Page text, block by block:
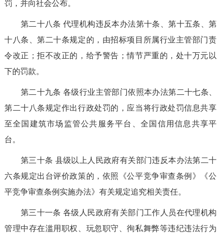
罚，并向社会公布。
第二十八条 代理机构违反本办法第十条、第十五条、第
十八条、第二十条规定的，由招标项目所属行业主管部门责
令改正；拒不改正的，给予警告；情节严重的，处十万元以
下的罚款。
第二十九条 各级行业主管部门依照本办法第二十七条、
第二十八条规定作出行政处罚的，应当将行政处罚信息共享
至全国建筑市场监管公共服务平台
、全国信用信息共享平
台。
第三十条 县级以上人民政府有关部门违反本办法第二十
六条规定出台评价政策的，依照《公平竞争审查条例》《公
平竞争审查条例实施办法》有关规定追究相关责任。
第三十一条 各级人民政府有关部门工作人员在代理机构
管理中存在滥用职权、玩忽职守、徇私舞弊等违纪违法行为